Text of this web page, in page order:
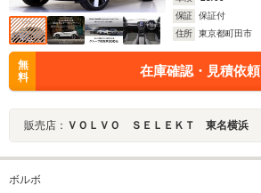
保証
保証付
住所
東京都町田市
無
料
在庫確認・見積依頼
販売店： ＶＯＬＶＯ ＳＥＬＥＫＴ 東名横浜
ボルボ